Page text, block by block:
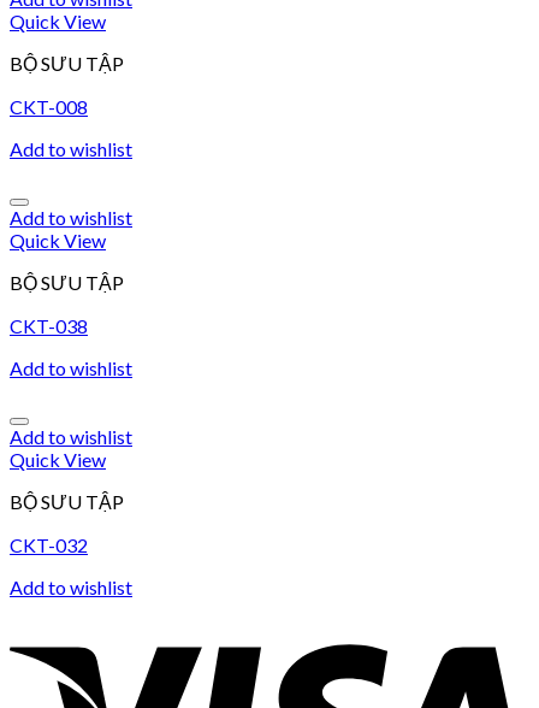
Quick View
BỘ SƯU TẬP
CKT-008
Add to wishlist
Add to wishlist
Quick View
BỘ SƯU TẬP
CKT-038
Add to wishlist
Add to wishlist
Quick View
BỘ SƯU TẬP
CKT-032
Add to wishlist